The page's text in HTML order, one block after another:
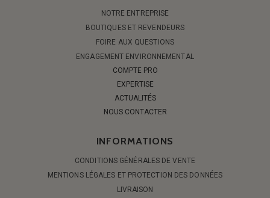
NOTRE ENTREPRISE
BOUTIQUES ET REVENDEURS
FOIRE AUX QUESTIONS
ENGAGEMENT ENVIRONNEMENTAL
COMPTE PRO
EXPERTISE
ACTUALITÉS
NOUS CONTACTER
INFORMATIONS
CONDITIONS GÉNÉRALES DE VENTE
MENTIONS LÉGALES ET PROTECTION DES DONNÉES
LIVRAISON